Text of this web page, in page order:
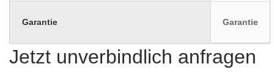
Garantie Garantie
Jetzt unverbindlich anfragen